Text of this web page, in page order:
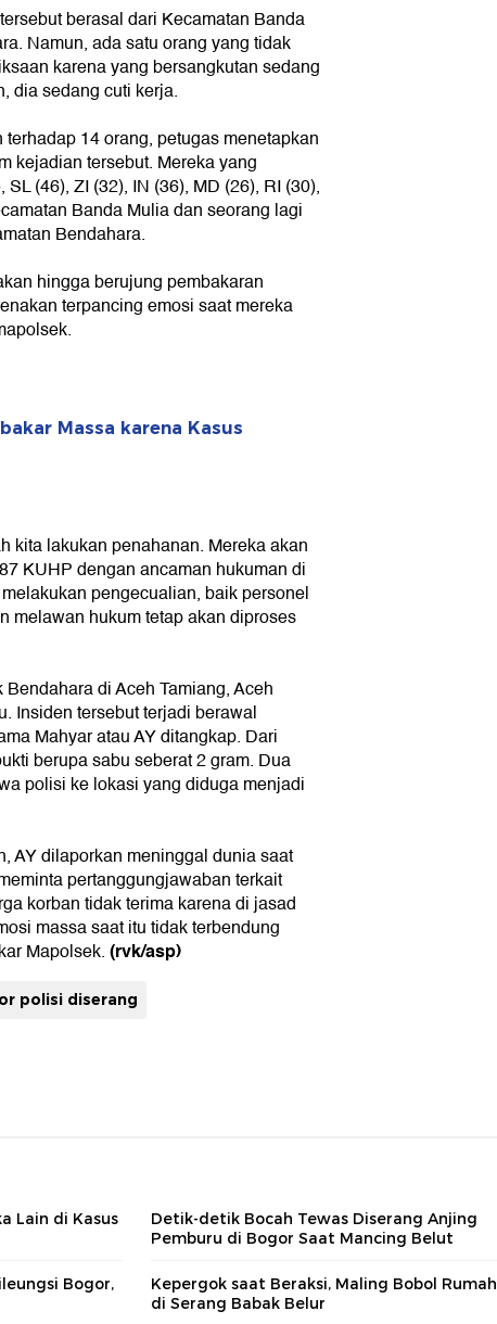
berasal dari Kecamatan Banda
Namun, ada satu orang yang tidak
karena yang bersangkutan sedang
dia sedang cuti kerja.
14 orang, petugas menetapkan
kejadian tersebut. Mereka yang
(46), ZI (32), IN (36), MD (26), RI (30),
Banda Mulia dan seorang lagi
Bendahara.
hingga berujung pembakaran
terpancing emosi saat mereka
Massa karena Kasus
kita lakukan penahanan. Mereka akan
KUHP dengan ancaman hukuman di
pengecualian, baik personel
melawan hukum tetap akan diproses
di Aceh Tamiang, Aceh
Insiden tersebut terjadi berawal
Mahyar atau AY ditangkap. Dari
berupa sabu seberat 2 gram. Dua
polisi ke lokasi yang diduga menjadi
AY dilaporkan meninggal dunia saat
pertanggungjawaban terkait
korban tidak terima karena di jasad
massa saat itu tidak terbendung
Mapolsek.(rvk/asp)
polisi diserang
Lain di Kasus
Detik-detik Bocah Tewas Diserang Anjing
Pemburu di Bogor Saat Mancing Belut
Bogor,
Kepergok saat Beraksi, Maling Bobol Rumah
di Serang Babak Belur